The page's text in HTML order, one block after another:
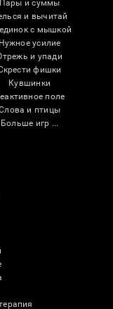
Пары и суммы
и вычитай
с мышкой
Нужное усилие
и упади
фишки
Кувшинки
поле
и птицы
Больше игр ...